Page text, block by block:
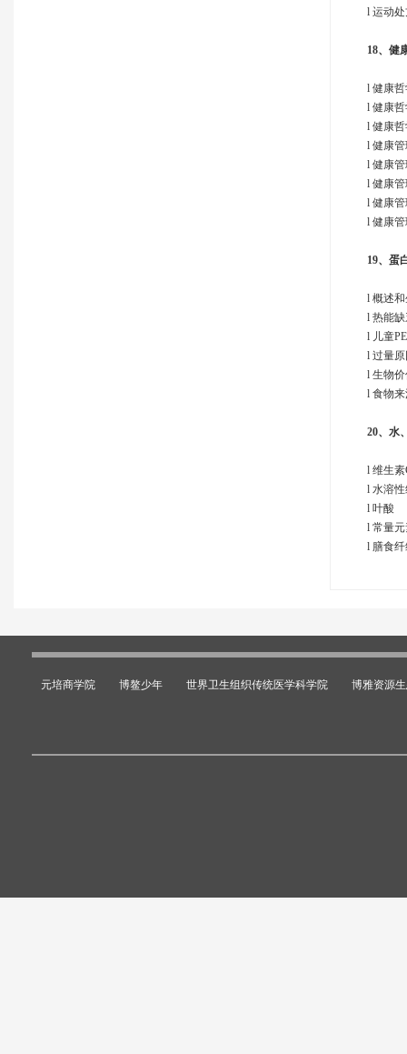
l 运动
18、 健
l 健康
l 健康
l 健康
l 健康
l 健康
l 健康
l 健康
l 健康
19、 蛋
l 概述
l 热能
l 儿童
l 过量
l 生物
l 食物
20、 水
l 维生素
l 水溶
l 叶酸
l 常量
l 膳食
元培商学院 博鳌少年 世界卫生组织传统医学科学院 博雅资源